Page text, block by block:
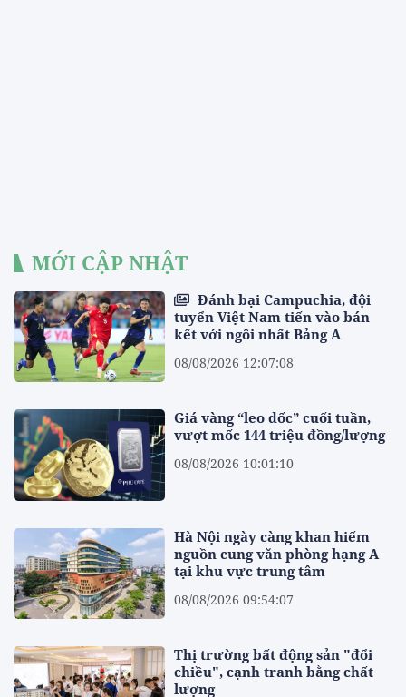
MỚI CẬP NHẬT
Đánh bại Campuchia, đội
tuyển Việt Nam tiến vào bán
kết với ngôi nhất Bảng A
08/08/2026 12:07:08
Giá vàng “leo dốc” cuối tuần,
vượt mốc 144 triệu đồng/lượng
08/08/2026 10:01:10
Hà Nội ngày càng khan hiếm
nguồn cung văn phòng hạng A
tại khu vực trung tâm
08/08/2026 09:54:07
Thị trường bất động sản "đổi
chiều", cạnh tranh bằng chất
lượng